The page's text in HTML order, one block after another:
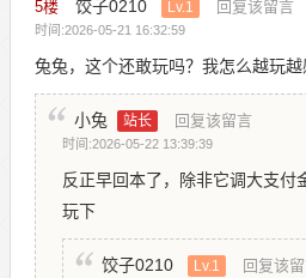
5楼 饺子0210 Lv.1 回复该留言
时间:2026-05-21 16:32:59
兔兔，这个还敢玩吗？我怎么越玩
小兔 站长 回复该留言
时间:2026-05-22 13:39:39
反正早回本了，除非它调大支付
玩下
饺子0210 Lv.1 回复该